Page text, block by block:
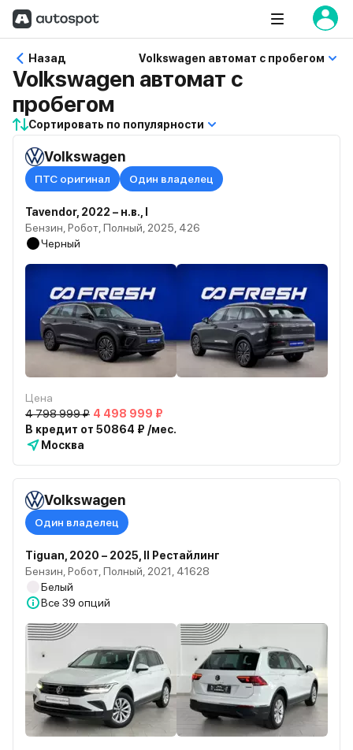
Назад Volkswagen автомат с пробегом
Volkswagen автомат с
пробегом
Сортировать по популярности
Volkswagen
ПТС оригинал Один владелец
Tavendor, 2022 – н.в., I
Бензин, Робот, Полный, 2025, 426
Черный
Цена
4 798 999 ₽ 4 498 999 ₽
В кредит от 50864 ₽ /мес.
Москва
Volkswagen
Один владелец
Tiguan, 2020 – 2025, II Рестайлинг
Бензин, Робот, Полный, 2021, 41628
Белый
Все 39 опций